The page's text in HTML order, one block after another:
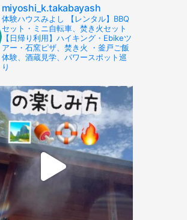
miyoshi_k.takabayash
体験ハウスみよし 【レンタル】BBQ
セット・ミニ自転車、焚き火セット
【日帰り利用】ハイキング・Ebikeツ
アー・石窯ピザ、焚き火 ・釜戸ご飯
体験、酒蔵見学、パワースポット巡
り